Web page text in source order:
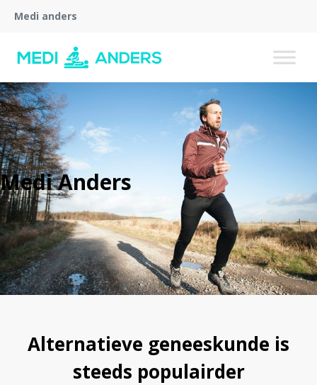
Medi anders
Medi Anders
Alternatieve geneeskunde is
steeds populairder